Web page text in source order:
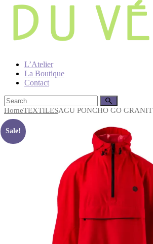
L’Atelier
La Boutique
Contact
HomeTEXTILESAGU PONCHO GO GRANIT
Sale!